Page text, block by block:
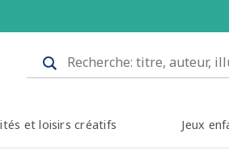
et loisirs créatifs Jeux